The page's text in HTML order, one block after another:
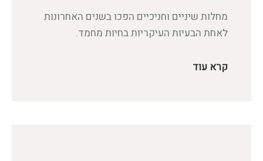
מחלות שיניים וחניכיים הפכו בשנים האחרונות
לאחת הבעיות העיקריות בחיות מחמד.
קרא עוד